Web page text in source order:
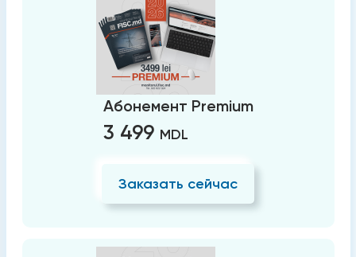
Абонемент Premium
3 499 MDL
Заказать сейчас